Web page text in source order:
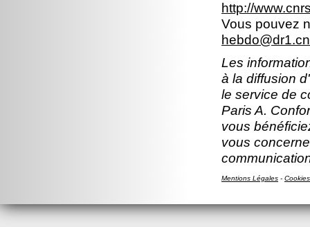
http://
Vous pouvez
Les
à la diffusion
le service de
Paris A.
vous
vous
Mentions Légales - Cookies